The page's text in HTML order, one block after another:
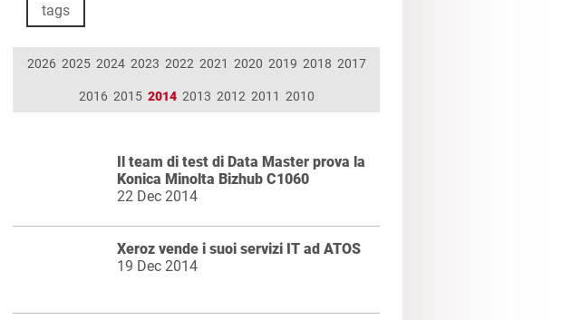
tags
2026 2025 2024 2023 2022 2021 2020 2019 2018 2017
2016 2015 2014 2013 2012 2011 2010
Il team di test di Data Master prova la
Konica Minolta Bizhub C1060
22 Dec 2014
Xeroz vende i suoi servizi IT ad ATOS
19 Dec 2014